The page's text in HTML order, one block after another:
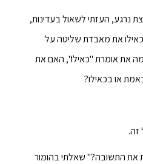
העזתי לשאול בעדינות,
את מאבדת שליטה על
את אומרת "כאילו", האם את
או בכאילו?
זה.
את התשובה?" שאלתי בהומור